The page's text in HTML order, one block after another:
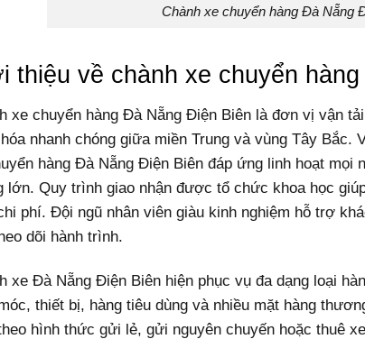
Chành xe chuyển hàng Đà Nẵng
thiệu về chành xe chuyển
xe chuyển hàng Đà Nẵng Điện Biên là đơn vị vận
nhanh chóng giữa miền Trung và vùng Tây Bắc.
hàng Đà Nẵng Điện Biên đáp ứng linh hoạt mọi
lớn. Quy trình giao nhận được tổ chức khoa học
phí. Đội ngũ nhân viên giàu kinh nghiệm hỗ trợ
dõi hành trình.
xe Đà Nẵng Điện Biên hiện phục vụ đa dạng loại
thiết bị, hàng tiêu dùng và nhiều mặt hàng
hình thức gửi lẻ, gửi nguyên chuyến hoặc thuê